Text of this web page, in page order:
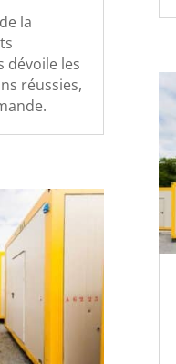
la
dévoile les
réussies,